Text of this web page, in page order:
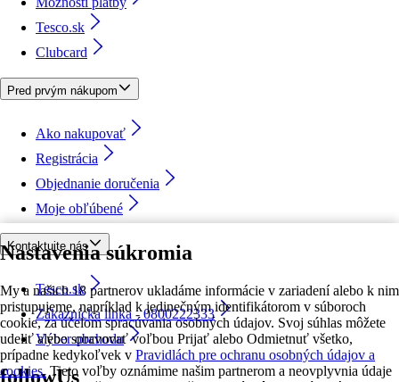
Nastavenia súkromia
My a našich 18 partnerov ukladáme informácie v zariadení alebo k nim
pristupujeme, napríklad k jedinečným identifikátorom v súboroch
cookie, za účelom spracúvania osobných údajov. Svoj súhlas môžete
udeliť alebo spravovať voľbou Prijať alebo Odmietnuť všetko,
prípadne kedykoľvek v Pravidlách pre ochranu osobných údajov a
cookies. Tieto voľby oznámime našim partnerom a neovplyvnia údaje
Tesco.sk
Clubcard
Pred prvým nákupom
Ako nakupovať
Registrácia
Objednanie doručenia
Moje obľúbené
Kontaktujte nás
Tesco.sk
Zákaznícka linka - 0800222333
Výber obchodu
followUs